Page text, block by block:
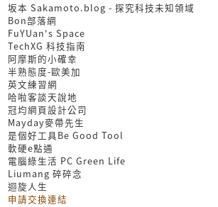
坂本 Sakamoto.blog - 探究科技未知領域
Bon部落網
FuYUan's Space
TechXG 科技指南
阿摩斯的小確幸
半熟態度-歐美加
英文練習網
哈啦客談天說地
冠均網頁設計公司
Mayday麥帶先生
是個好工具Be Good Tool
軟硬e點通
電腦綠生活 PC Green Life
Liumang 碎碎念
迴旋人生
申請交換連結